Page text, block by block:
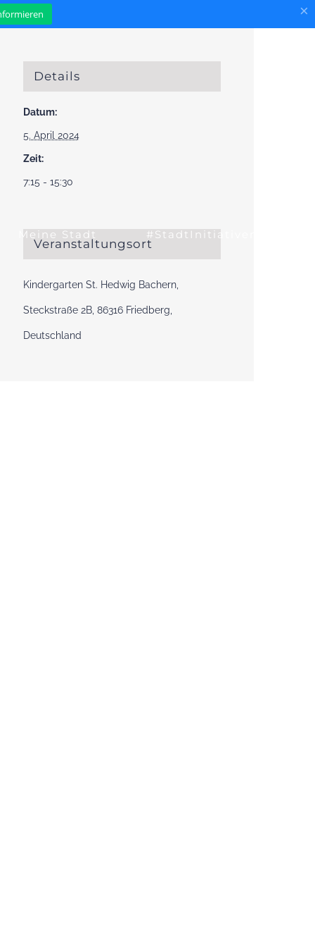
×
Meine Stadt #StadtInitiativen
Details
Datum:
5. April 2024
Zeit:
7:15 - 15:30
Veranstaltungsort
Kindergarten St. Hedwig Bachern,
Steckstraße 2B, 86316 Friedberg,
Deutschland